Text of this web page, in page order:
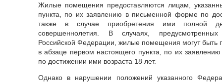
Жилые помещения предоставляются лицам,
пункта, по их заявлению в письменной форме по
также в случае приобретения ими полной
совершеннолетия. В случаях, предусмотренных
Российской Федерации, жилые помещения могут быть
в абзаце первом настоящего пункта, по их
по достижении ими возраста 18 лет.
Однако в нарушении положений указанного